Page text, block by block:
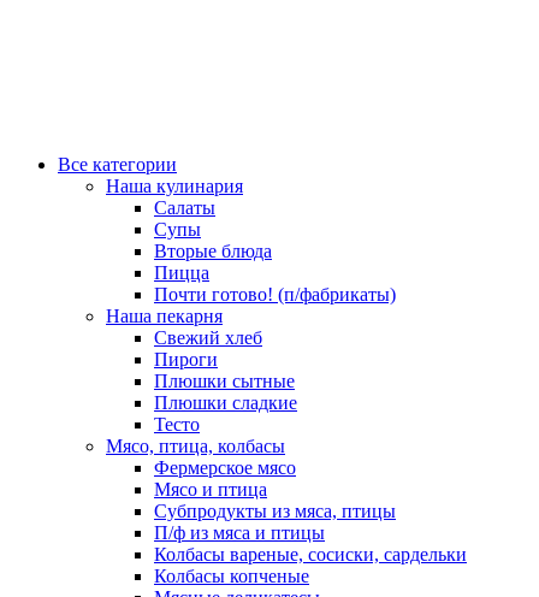
Все категории
Наша кулинария
Салаты
Супы
Вторые блюда
Пицца
Почти готово! (п/фабрикаты)
Наша пекарня
Свежий хлеб
Пироги
Плюшки сытные
Плюшки сладкие
Тесто
Мясо, птица, колбасы
Фермерское мясо
Мясо и птица
Субпродукты из мяса, птицы
П/ф из мяса и птицы
Колбасы вареные, сосиски, сардельки
Колбасы копченые